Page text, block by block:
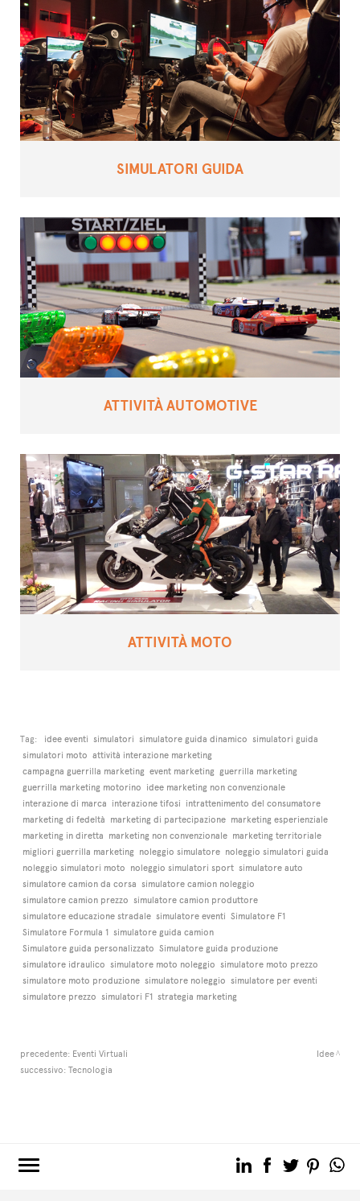
SIMULATORI GUIDA
ATTIVITÀ AUTOMOTIVE
ATTIVITÀ MOTO
Tag: idee eventi simulatori simulatore guida dinamico simulatori guida
simulatori moto attività interazione marketing
campagna guerrilla marketing event marketing guerrilla marketing
guerrilla marketing motorino idee marketing non convenzionale
interazione di marca interazione tifosi intrattenimento del consumatore
marketing di fedeltà marketing di partecipazione marketing esperienziale
marketing in diretta marketing non convenzionale marketing territoriale
migliori guerrilla marketing noleggio simulatore noleggio simulatori guida
noleggio simulatori moto noleggio simulatori sport simulatore auto
simulatore camion da corsa simulatore camion noleggio
simulatore camion prezzo simulatore camion produttore
simulatore educazione stradale simulatore eventi Simulatore F1
Simulatore Formula 1 simulatore guida camion
Simulatore guida personalizzato Simulatore guida produzione
simulatore idraulico simulatore moto noleggio simulatore moto prezzo
simulatore moto produzione simulatore noleggio simulatore per eventi
simulatore prezzo simulatori F1 strategia marketing
precedente: Eventi Virtuali
successivo: Tecnologia
Idee